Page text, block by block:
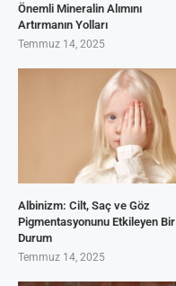
Önemli Mineralin Alımını
Artırmanın Yolları
Temmuz 14, 2025
Albinizm: Cilt, Saç ve Göz
Pigmentasyonunu Etkileyen Bir
Durum
Temmuz 14, 2025